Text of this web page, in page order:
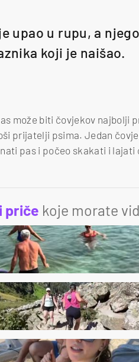
upao u rupu, a
koji je naišao.
može biti čovjekov najbolji
prijatelji psima. Jedan
pas i počeo skakati i lajati
priče koje morate